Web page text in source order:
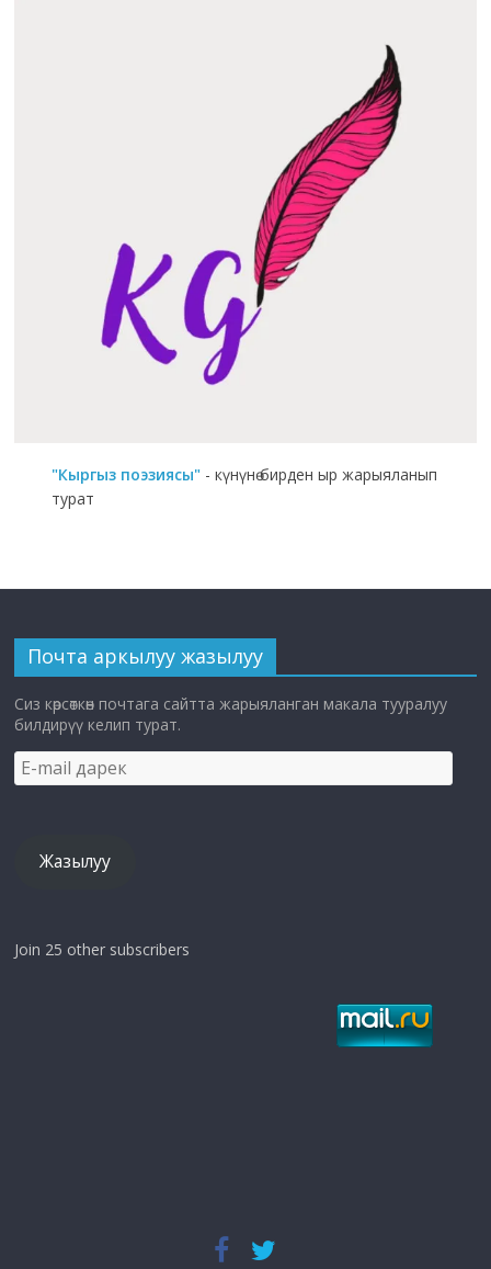
"Кыргыз поэзиясы" - күнүнө бирден ыр жарыяланып
турат
Почта аркылуу жазылуу
Сиз көрсөткөн почтага сайтта жарыяланган макала тууралуу
билдирүү келип турат.
E-
mail
Жазылуу
Join 25 other subscribers